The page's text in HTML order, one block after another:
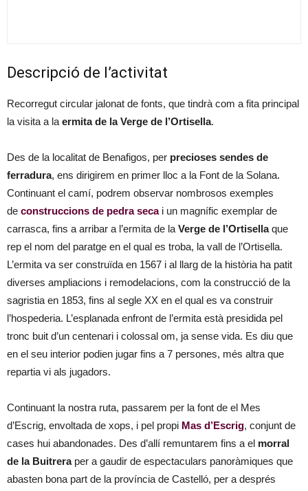
Descripció de l’activitat
Recorregut circular jalonat de fonts, que tindrà com a fita principal
la visita a la ermita de la Verge de l’Ortisella.
Des de la localitat de Benafigos, per precioses sendes de
ferradura, ens dirigirem en primer lloc a la Font de la Solana.
Continuant el camí, podrem observar nombrosos exemples
de construccions de pedra secai un magnífic exemplar de
carrasca, fins a arribar a l’ermita de la Verge de l’Ortisellaque
rep el nom del paratge en el qual es troba, la vall de l’Ortisella.
L’ermita va ser construïda en 1567 i al llarg de la història ha patit
diverses ampliacions i remodelacions, com la construcció de la
sagristia en 1853, fins al segle XX en el qual es va construir
l’hospederia. L’esplanada enfront de l’ermita està presidida pel
tronc buit d’un centenari i colossal om, ja sense vida. Es diu que
en el seu interior podien jugar fins a 7 persones, més altra que
repartia vi als jugadors.
Continuant la nostra ruta, passarem per la font de el Mes
d’Escrig, envoltada de xops, i pel propi Mas d’Escrig, conjunt de
cases hui abandonades. Des d’allí remuntarem fins a el morral
de la Buitreraper a gaudir de espectaculars panoràmiques que
abasten bona part de la província de Castelló, per a després